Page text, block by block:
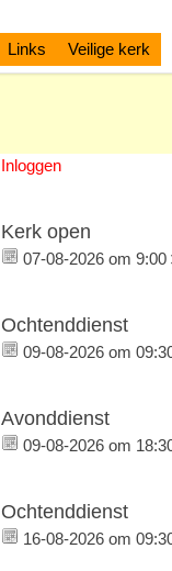
Links Veilige kerk
Inloggen
Kerk open
07-08-2026 om 9:00
Ochtenddienst
09-08-2026 om
Avonddienst
09-08-2026 om
Ochtenddienst
16-08-2026 om